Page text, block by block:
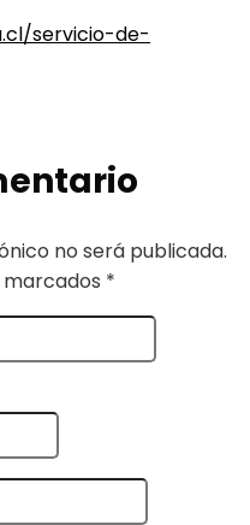
servicio-de-
no será publicada.
*